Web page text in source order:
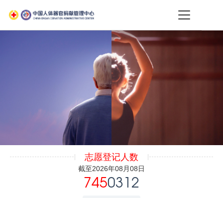
志愿登记人数
截至2026年08月08日
7450312